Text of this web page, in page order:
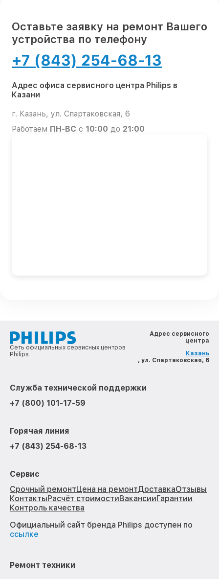
Оставьте заявку на ремонт Вашего
устройства по телефону
+7 (843) 254-68-13
Адрес офиса сервисного центра Philips в
Казани
г. Казань, ул. Спартаковская, 6
Работаем ПН-ВС с 10:00 до 21:00
Сеть официальных сервисных центров
Philips
Адрес сервисного
центра
Казань
, ул. Спартаковская, 6
Служба технической поддержки
+7 (800) 101-17-59
Горячая линия
+7 (843) 254-68-13
Сервис
Срочный ремонтЦена на ремонтДоставкаОтзывы
КонтактыРасчёт стоимостиВакансииГарантии
Контроль качества
Официальный сайт бренда Philips доступен по
ссылке
Ремонт техники